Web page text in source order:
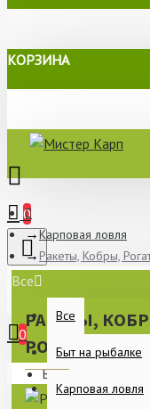
КОРЗИНА
0
Все
Все
Быт на рыбалке
Карповая ловля
0
Ваша корзина
Карповая ловля
Ракеты, Кобры,
РАКЕТЫ,
РОГАТКИ